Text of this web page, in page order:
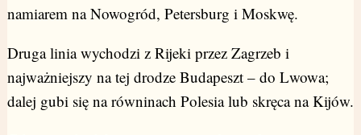
namiarem na Nowogród, Petersburg i Moskwę.
Druga linia wychodzi z Rijeki przez Zagrzeb i
najważniejszy na tej drodze Budapeszt – do Lwowa;
dalej gubi się na równinach Polesia lub skręca na Kijów.